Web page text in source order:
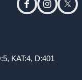
facebookinstagram
KAT:4, D:401